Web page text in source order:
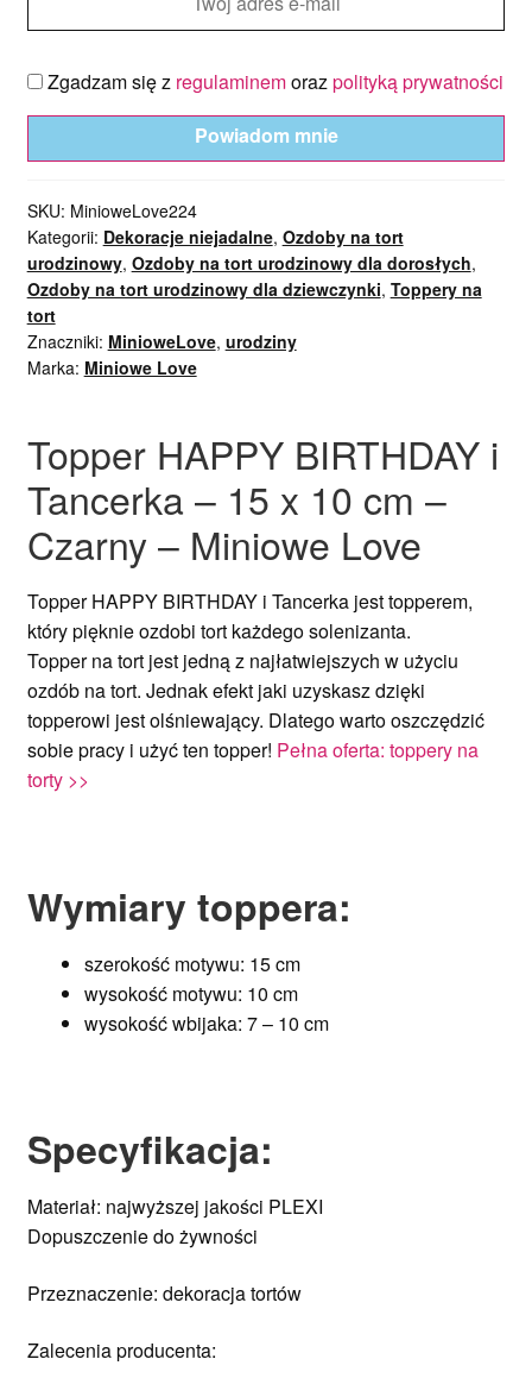
Zgadzam się z regulaminemorazpolityką prywatności
Powiadom mnie
SKU: MinioweLove224
Kategorii: Dekoracje niejadalne, Ozdoby na tort
urodzinowy, Ozdoby na tort urodzinowy dla dorosłych,
Ozdoby na tort urodzinowy dla dziewczynki, Toppery na
tort
Znaczniki: MinioweLove, urodziny
Marka: Miniowe Love
Topper HAPPY BIRTHDAY i
Tancerka – 15 x 10 cm –
Czarny – Miniowe Love
Topper HAPPY BIRTHDAY i Tancerka jest topperem,
który pięknie ozdobi tort każdego solenizanta.
Topper na tort jest jedną z najłatwiejszych w użyciu
ozdób na tort. Jednak efekt jaki uzyskasz dzięki
topperowi jest olśniewający. Dlatego warto oszczędzić
sobie pracy i użyć ten topper! Pełna oferta: toppery na
torty >>
Wymiary toppera:
szerokość motywu: 15 cm
wysokość motywu: 10 cm
wysokość wbijaka: 7 – 10 cm
Specyfikacja:
Materiał: najwyższej jakości PLEXI
Dopuszczenie do żywności
Przeznaczenie: dekoracja tortów
Zalecenia producenta: